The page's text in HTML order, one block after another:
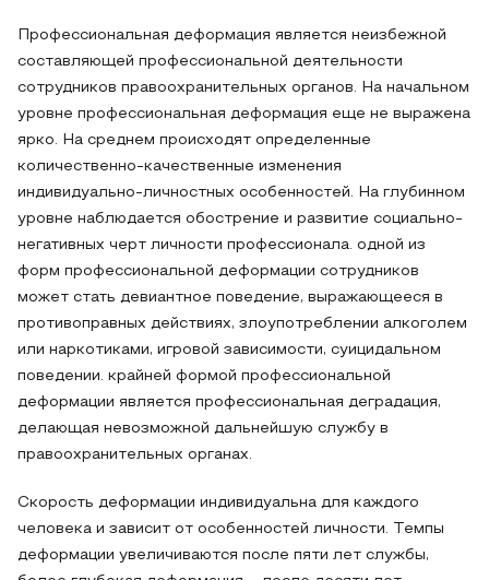
Профессиональная деформация является неизбежной
составляющей профессиональной деятельности
сотрудников правоохранительных органов. На начальном
уровне профессиональная деформация еще не выражена
ярко. На среднем происходят определенные
количественно-качественные изменения
индивидуально-личностных особенностей. На глубинном
уровне наблюдается обострение и развитие социально-
негативных черт личности профессионала. одной из
форм профессиональной деформации сотрудников
может стать девиантное поведение, выражающееся в
противоправных действиях, злоупотреблении алкоголем
или наркотиками, игровой зависимости, суицидальном
поведении. крайней формой профессиональной
деформации является профессиональная деградация,
делающая невозможной дальнейшую службу в
правоохранительных органах.
Скорость деформации индивидуальна для каждого
человека и зависит от особенностей личности. Темпы
деформации увеличиваются после пяти лет службы,